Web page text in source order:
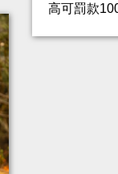
高可罰款